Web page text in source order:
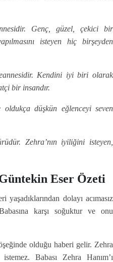
Genç, güzel, çekici bir
isteyen hiç birşeyden
Kendini iyi biri olarak
bir insandır.
oldukça düşkün eğlenceyi seven
Zehra’nın iyiliğini isteyen,
Eser Özeti
dolayı acımasız
karşı soğuktur ve onu
olduğu haberi gelir. Zehra
Babası Zehra Hanım’ı